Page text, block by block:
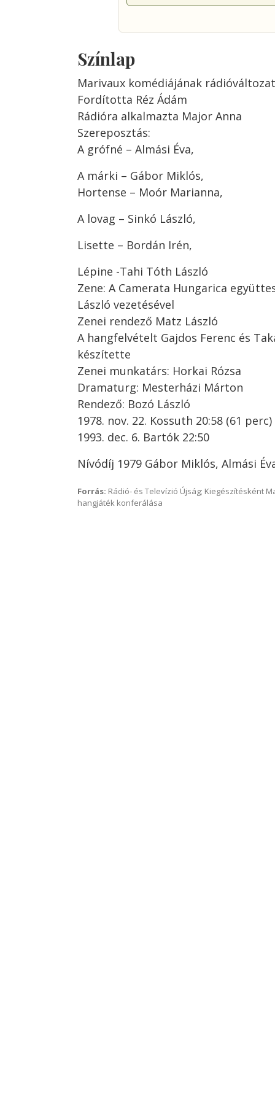
Színlap
Marivaux komédiájának
Fordította Réz Ádám
Rádióra alkalmazta Major Anna
Szereposztás:
A grófné – Almási Éva,
A márki – Gábor Miklós,
Hortense – Moór Marianna,
A lovag – Sinkó László,
Lisette – Bordán Irén,
Lépine -Tahi Tóth László
Zene: A Camerata Hungarica
László vezetésével
Zenei rendező Matz László
A hangfelvételt Gajdos Ferenc és
készítette
Zenei munkatárs: Horkai Rózsa
Dramaturg: Mesterházi Márton
Rendező: Bozó László
1978. nov. 22. Kossuth 20:58 (61 perc)
1993. dec. 6. Bartók 22:50
Nívódíj 1979 Gábor Miklós, Almási
Forrás: Rádió- és Televízió Újság; Kiegészítésként
hangjáték konferálása